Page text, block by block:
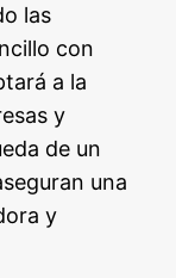
las
con
a la
y
de un
una
y